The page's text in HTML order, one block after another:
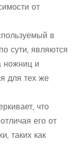
от
в
сути, являются
ножниц и
для тех же
что
его от
таких как